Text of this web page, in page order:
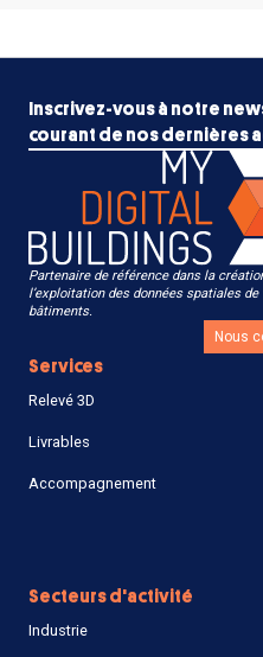
Inscrivez-vous à notre
courant de nos dernières
Partenaire de référence dans la
l’exploitation des données spatiales de
bâtiments.
Nous
Services
Relevé 3D
Livrables
Accompagnement
Secteurs d'activité
Industrie